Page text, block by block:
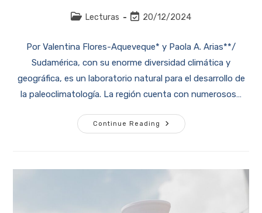
Lecturas 20/12/2024
Por Valentina Flores-Aqueveque* y Paola A. Arias**/
Sudamérica, con su enorme diversidad climática y
geográfica, es un laboratorio natural para el desarrollo de
la paleoclimatología. La región cuenta con numerosos…
Continue Reading